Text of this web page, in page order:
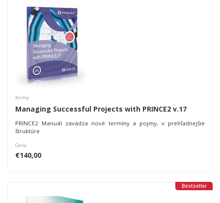
Knihy
Managing Successful Projects with PRINCE2 v.17
PRINCE2 Manuál zavádza nové termíny a pojmy, v prehľadnejšie
štruktúre
Cena
€140,00
Bestseller